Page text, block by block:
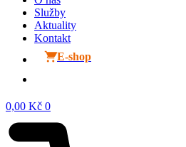
Služby
Aktuality
Kontakt
E-shop
0,00 Kč 0